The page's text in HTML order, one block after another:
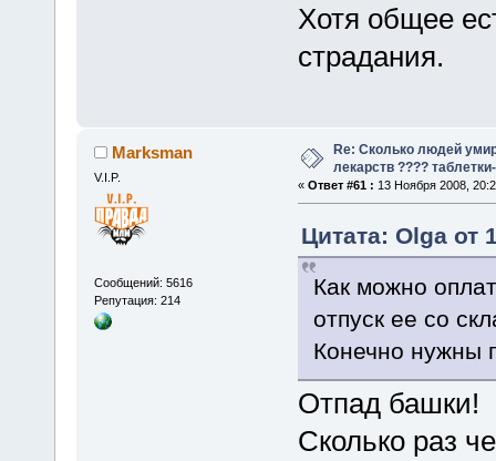
Хотя общее
страдания.
Marksman
V.I.P.
Сообщений: 5616
Репутация: 214
Re: Сколько людей
лекарств ????
« Ответ #61 : 13 Ноября 2008,
Цитата: Olga от
Как можно
отпуск ее со
Конечно нужны
Отпад башки!
Сколько раз